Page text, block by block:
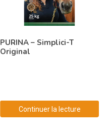
PURINA – Simplici-T
Original
Continuer la lecture